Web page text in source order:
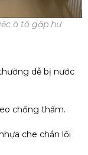
ô tô gặp hư
dễ bị nước
chống thấm.
che chắn lối